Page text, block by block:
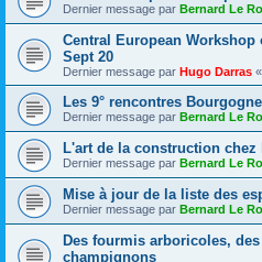
Dernier message par Bernard Le
Central European
Sept 20
Dernier message par Hugo Darras «
Les 9° rencontres
Dernier message par Bernard Le
L'art de la construction
Dernier message par Bernard Le
Mise à jour de la liste des
Dernier message par Bernard Le
Des fourmis arboricoles,
champignons